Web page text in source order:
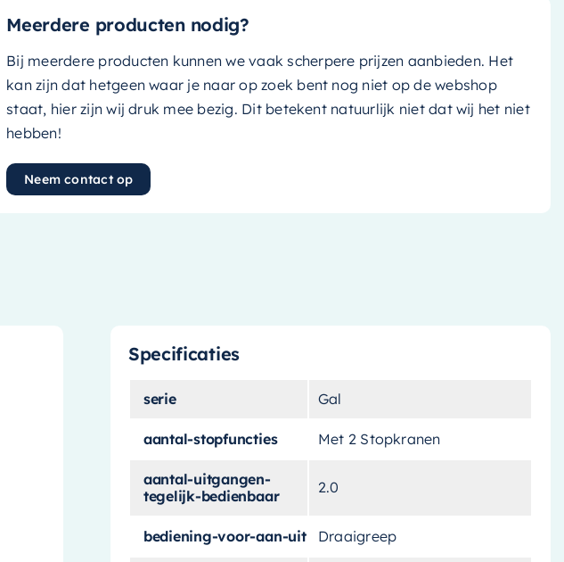
Meerdere producten nodig?
Bij meerdere producten kunnen we vaak scherpere prijzen aanbieden. Het
kan zijn dat hetgeen waar je naar op zoek bent nog niet op de webshop
staat, hier zijn wij druk mee bezig. Dit betekent natuurlijk niet dat wij het niet
hebben!
Neem contact op
Specificaties
serie Gal
aantal-stopfuncties Met 2 Stopkranen
aantal-uitgangen-
tegelijk-bedienbaar
2.0
bediening-voor-aan-uit Draaigreep